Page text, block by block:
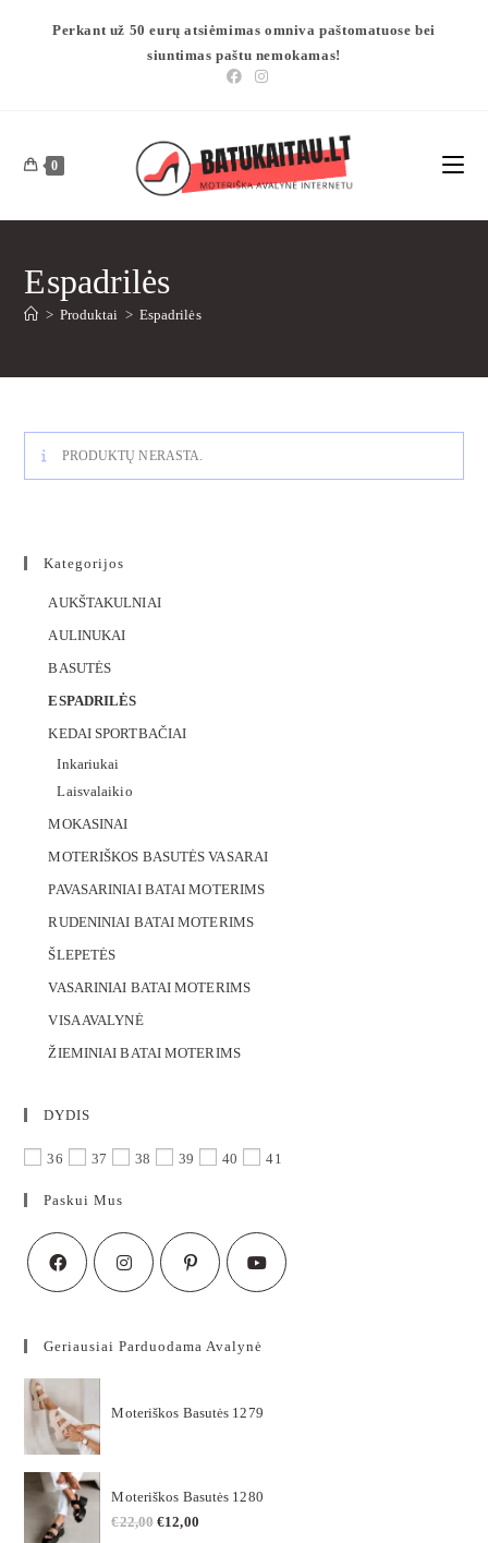
Perkant už 50 eurų atsiėmimas omniva paštomatuose bei
siuntimas paštu nemokamas!
0
Espadrilės
> Produktai > Espadrilės
PRODUKTŲ NERASTA.
Kategorijos
AUKŠTAKULNIAI
AULINUKAI
BASUTĖS
ESPADRILĖS
KEDAI SPORTBAČIAI
Inkariukai
Laisvalaikio
MOKASINAI
MOTERIŠKOS BASUTĖS VASARAI
PAVASARINIAI BATAI MOTERIMS
RUDENINIAI BATAI MOTERIMS
ŠLEPETĖS
VASARINIAI BATAI MOTERIMS
VISA AVALYNĖ
ŽIEMINIAI BATAI MOTERIMS
DYDIS
36 37 38 39 40 41
Paskui Mus
Geriausiai Parduodama Avalynė
Moteriškos Basutės 1279
Moteriškos Basutės 1280
€22,00 €12,00